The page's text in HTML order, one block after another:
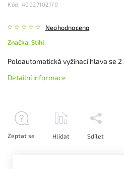
Kód: 40027102170
Neohodnoceno
Značka:Stihl
Poloautomatická vyžínací hlava se
Detailní informace
Zeptat se Hlídat Sdílet